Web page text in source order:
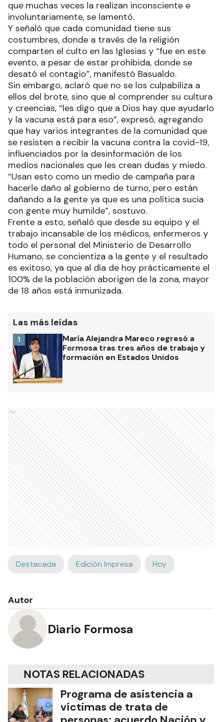
que muchas veces la realizan inconsciente e
involuntariamente, se lamentó.
Y señaló que cada comunidad tiene sus
costumbres, donde a través de la religión
comparten el culto en las Iglesias y “fue en este
evento, a pesar de estar prohibida, donde se
desató el contagio”, manifestó Basualdo.
Sin embargo, aclaró que no se los culpabiliza a
ellos del brote, sino que al comprender su cultura
y creencias, “les digo que a Dios hay que ayudarlo
y la vacuna está para eso”, expresó, agregando
que hay varios integrantes de la comunidad que
se resisten a recibir la vacuna contra la covid-19,
influenciados por la desinformación de los
medios nacionales que les crean dudas y miedo.
“Usan esto como un medio de campaña para
hacerle daño al gobierno de turno, pero están
dañando a la gente ya que es una política sucia
con gente muy humilde”, sostuvo.
Frente a esto, señaló que desde su equipo y el
trabajo incansable de los médicos, enfermeros y
todo el personal del Ministerio de Desarrollo
Humano, se concientiza a la gente y el resultado
es exitoso, ya que al día de hoy prácticamente el
100% de la población aborigen de la zona, mayor
de 18 años está inmunizada.
Las más leídas
María Alejandra Mareco regresó a
Formosa tras tres años de trabajo y
formación en Estados Unidos
1
Ads
Destacada Edición Impresa Hoy
Autor
Diario Formosa
NOTAS RELACIONADAS
Programa de asistencia a
víctimas de trata de